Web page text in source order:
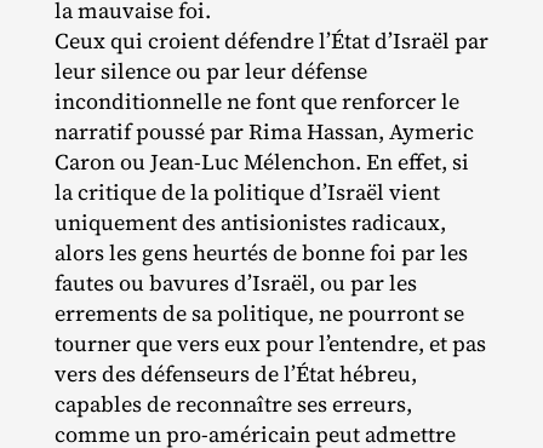
la mauvaise foi.
Ceux qui croient défendre l’État d’Israël par
leur silence ou par leur défense
inconditionnelle ne font que renforcer le
narratif poussé par Rima Hassan, Aymeric
Caron ou Jean‐​Luc Mélenchon. En effet, si
la critique de la politique d’Israël vient
uniquement des antisionistes radicaux,
alors les gens heurtés de bonne foi par les
fautes ou bavures d’Israël, ou par les
errements de sa politique, ne pourront se
tourner que vers eux pour l’entendre, et pas
vers des défenseurs de l’État hébreu,
capables de reconnaître ses erreurs,
comme un pro‐​américain peut admettre